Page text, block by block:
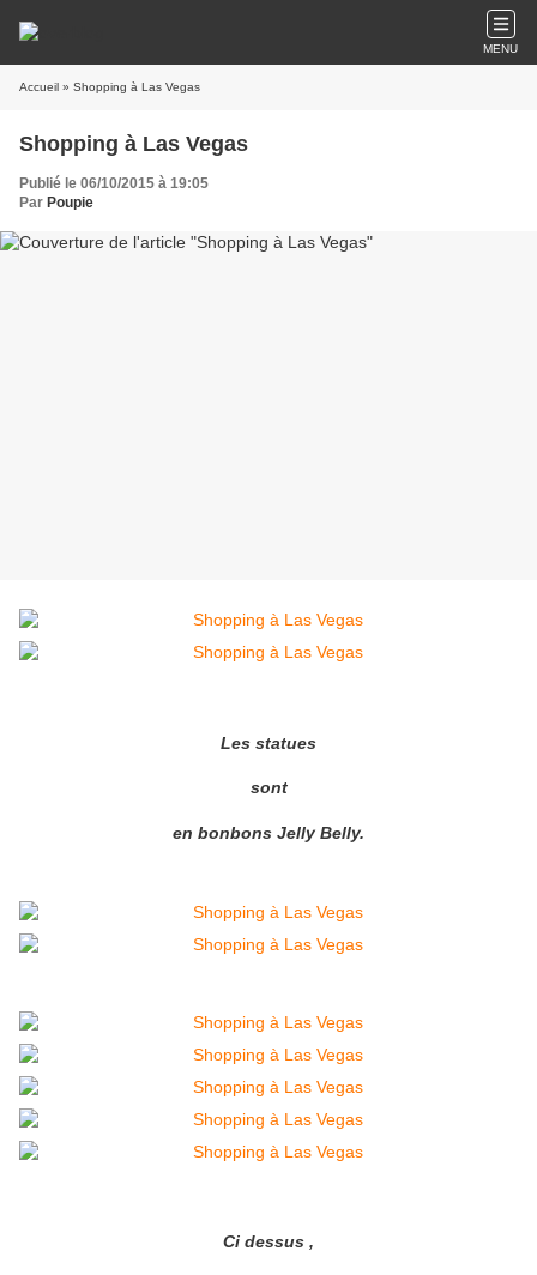
MENU
Accueil » Shopping à Las Vegas
Shopping à Las Vegas
Publié le 06/10/2015 à 19:05
Par Poupie
Les statues
sont
en bonbons Jelly Belly.
Ci dessus ,